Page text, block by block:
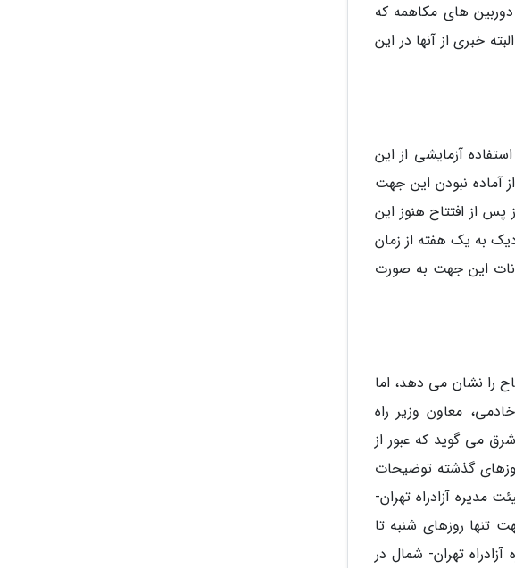
های مکاهمه که
خبری از آنها در این
گفتند که از روز شنبه یعنی 9 مرداد، امکان استفاده آزمایشی از این
از آماده نبودن این جهت
از افتتاح هنوز این
به یک هفته از زمان
این جهت به صورت
را نشان می دهد، اما
معاون وزیر راه
می گوید که عبور از
گذشته توضیحات
آزادراه تهران-
تنها روزهای شنبه تا
مدیره آزادراه تهران- شمال در